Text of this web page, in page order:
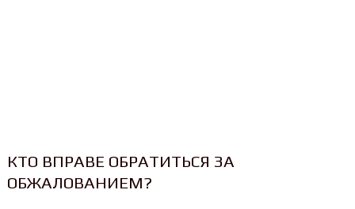
КТО ВПРАВЕ ОБРАТИТЬСЯ ЗА
ОБЖАЛОВАНИЕМ?